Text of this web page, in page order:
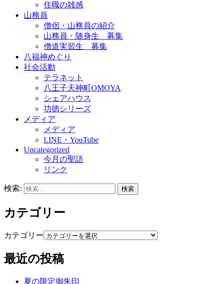
住職の雑感
山務員
僧侶・山務員の紹介
山務員・随身生 募集
僧道実習生 募集
八福神めぐり
社会活動
テラネット
八王子天神町OMOYA
シェアハウス
功徳シリーズ
メディア
メディア
LINE・YouTube
Uncategorized
今月の聖語
リンク
検索:
カテゴリー
カテゴリー
最近の投稿
夏の限定御朱印